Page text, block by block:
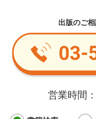
出版のご
営業時間